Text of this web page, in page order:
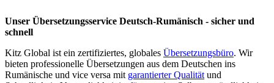
Unser Übersetzungsservice Deutsch-Rumänisch - sicher und
schnell
Kitz Global ist ein zertifiziertes, globales Übersetzungsbüro. Wir
bieten professionelle Übersetzungen aus dem Deutschen ins
Rumänische und vice versa mit garantierter Qualität und